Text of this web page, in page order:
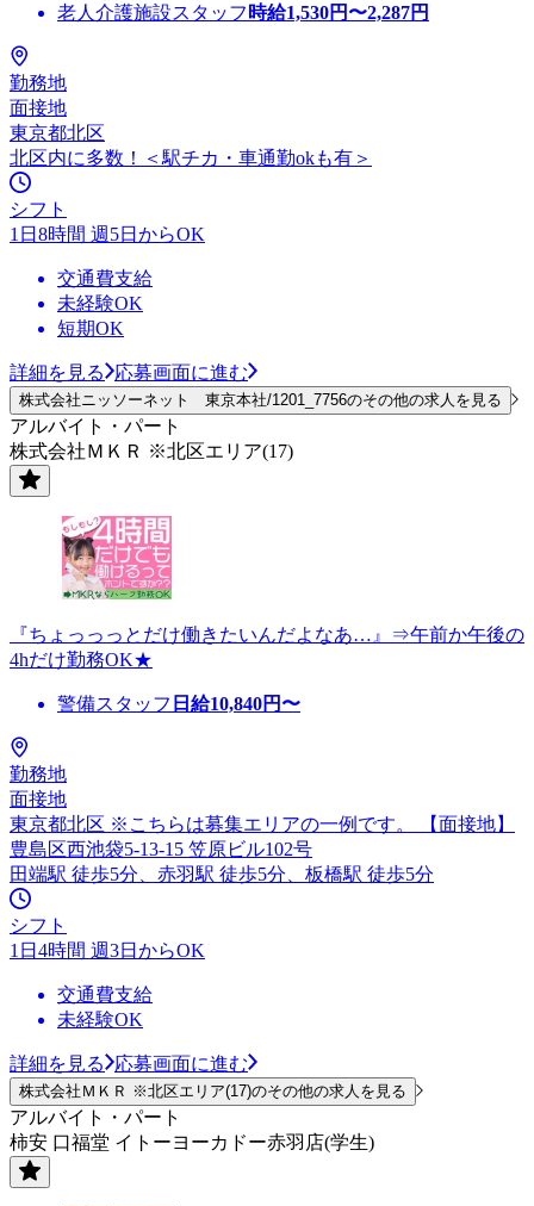
老人介護施設スタッフ 時給1,530円〜2,287円
勤務地
面接地
東京都北区
北区内に多数！＜駅チカ・車通勤okも有＞
シフト
1日8時間 週5日からOK
交通費支給
未経験OK
短期OK
詳細を見る 応募画面に進む
株式会社ニッソーネット 東京本社/1201_7756のその他の求人を見る
アルバイト・パート
株式会社ＭＫＲ ※北区エリア(17)
『ちょっっっとだけ働きたいんだよなあ…』⇒午前か午後の
4hだけ勤務OK★
警備スタッフ 日給10,840円〜
勤務地
面接地
東京都北区 ※こちらは募集エリアの一例です。 【面接地】
豊島区西池袋5-13-15 笠原ビル102号
田端駅 徒歩5分、赤羽駅 徒歩5分、板橋駅 徒歩5分
シフト
1日4時間 週3日からOK
交通費支給
未経験OK
詳細を見る 応募画面に進む
株式会社ＭＫＲ ※北区エリア(17)のその他の求人を見る
アルバイト・パート
柿安 口福堂 イトーヨーカドー赤羽店(学生)